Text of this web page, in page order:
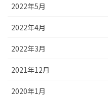
2022年5月
2022年4月
2022年3月
2021年12月
2020年1月